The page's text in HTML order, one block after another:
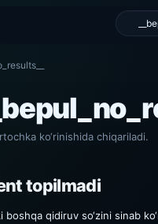
ko‘rinishida chiqariladi.
topilmadi
boshqa qidiruv so‘zini sinab